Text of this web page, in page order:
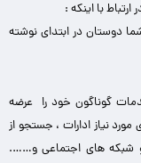
با اینکه :
در ابتدای نوشته
گوناگون خود را عرضه
مورد نیاز ادارات ، جستجو از
و شبکه های اجتماعی و…….